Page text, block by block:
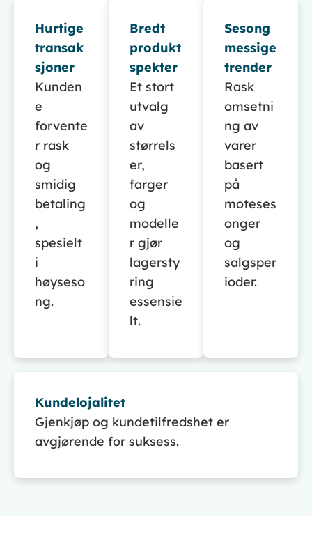
Hurtige
transak
sjoner
Kunden
e
forvente
r rask
og
smidig
betaling
,
spesielt
i
høyseso
ng.
Bredt
produkt
spekter
Et stort
utvalg
av
størrels
er,
farger
og
modelle
r gjør
lagersty
ring
essensie
lt.
Sesong
messige
trender
Rask
omsetni
ng av
varer
basert
på
moteses
onger
og
salgsper
ioder.
Kundelojalitet
Gjenkjøp og kundetilfredshet er
avgjørende for suksess.